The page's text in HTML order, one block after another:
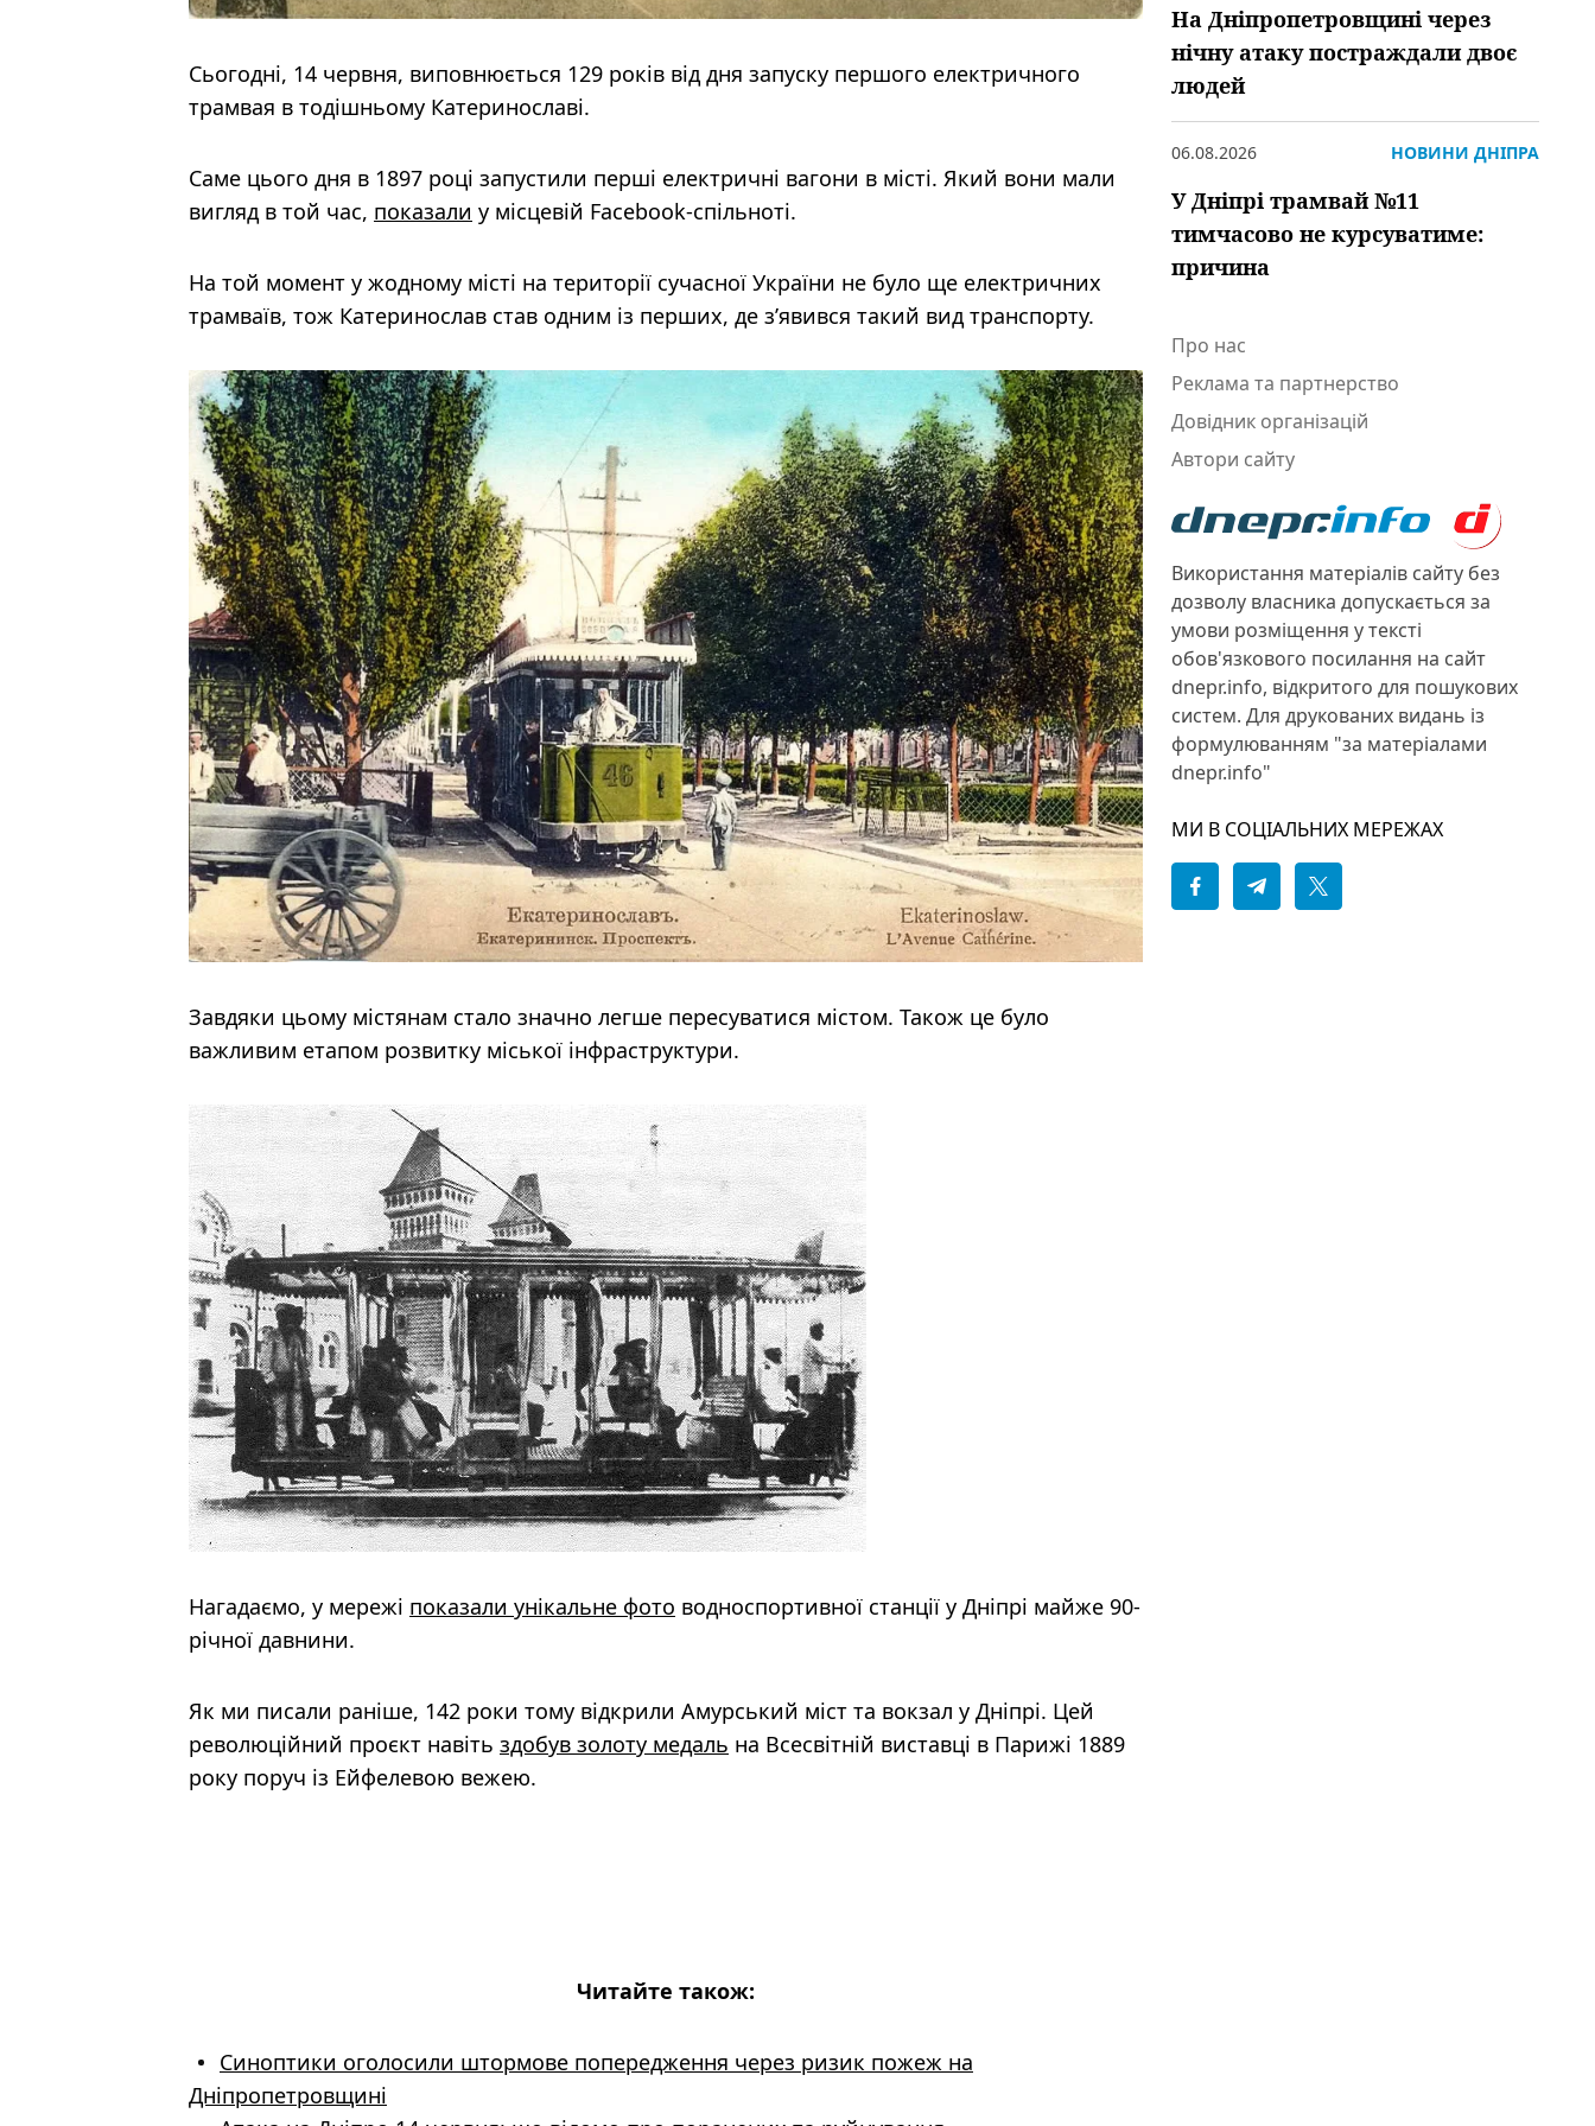
Сьогодні, 14 червня, виповнюється 129 років від дня запуску першого електричного
трамвая в тодішньому Катеринославі.
Саме цього дня в 1897 році запустили перші електричні вагони в місті. Який вони мали
вигляд в той час, показали у місцевій Facebook-спільноті.
На той момент у жодному місті на території сучасної України не було ще електричних
трамваїв, тож Катеринослав став одним із перших, де з’явився такий вид транспорту.
Завдяки цьому містянам стало значно легше пересуватися містом. Також це було
важливим етапом розвитку міської інфраструктури.
Нагадаємо, у мережі показали унікальне фото водноспортивної станції у Дніпрі майже 90-
річної давнини.
Як ми писали раніше, 142 роки тому відкрили Амурський міст та вокзал у Дніпрі. Цей
революційний проєкт навіть здобув золоту медаль на Всесвітній виставці в Парижі 1889
року поруч із Ейфелевою вежею.
Читайте також:
Синоптики оголосили штормове попередження через ризик пожеж на
Дніпропетровщині
На Дніпропетровщині через
нічну атаку постраждали двоє
людей
06.08.2026 НОВИНИ ДНІПРА
У Дніпрі трамвай №11
тимчасово не курсуватиме:
причина
Про нас
Реклама та партнерство
Довідник організацій
Автори сайту
Використання матеріалів сайту без
дозволу власника допускається за
умови розміщення у тексті
обов'язкового посилання на сайт
dnepr.info, відкритого для пошукових
систем. Для друкованих видань із
формулюванням "за матеріалами
dnepr.info"
МИ В СОЦІАЛЬНИХ МЕРЕЖАХ